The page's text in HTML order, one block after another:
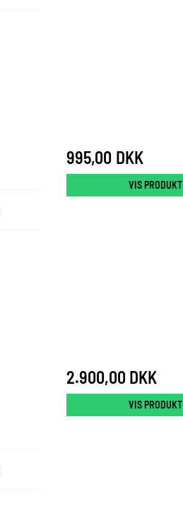
995,00 DKK
VIS PRODUKT
2.900,00 DKK
VIS PRODUKT